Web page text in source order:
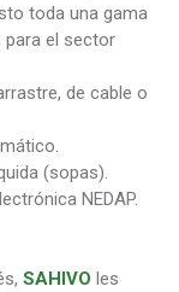
toda una gama
para el sector
de cable o
(sopas).
NEDAP.
SAHIVO les